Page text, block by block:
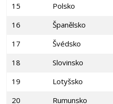
15
Polsko
16
Španělsko
17
Švédsko
18
Slovinsko
19
Lotyšsko
20
Rumunsko